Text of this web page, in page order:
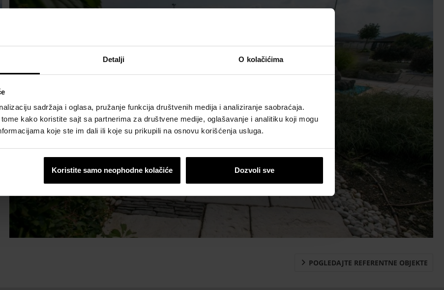
Detalji O kolačićima
sadržaja i oglasa, pružanje funkcija društvenih medija i analiziranje saobraćaja.
kako koristite sajt sa partnerima za društvene medije, oglašavanje i analitiku koji mogu
koje ste im dali ili koje su prikupili na osnovu korišćenja usluga.
Koristite samo neophodne kolačiće Dozvoli sve
POGLEDAJTE REFERENTNE OBJEKTE